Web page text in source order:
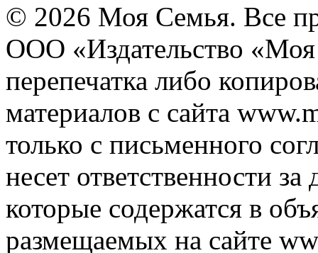
© 2026 Моя Семья. Все
ООО «Издательство
перепечатка либо
материалов с сайта
только с письменного
несет ответственности
которые содержатся в
размещаемых на сайте